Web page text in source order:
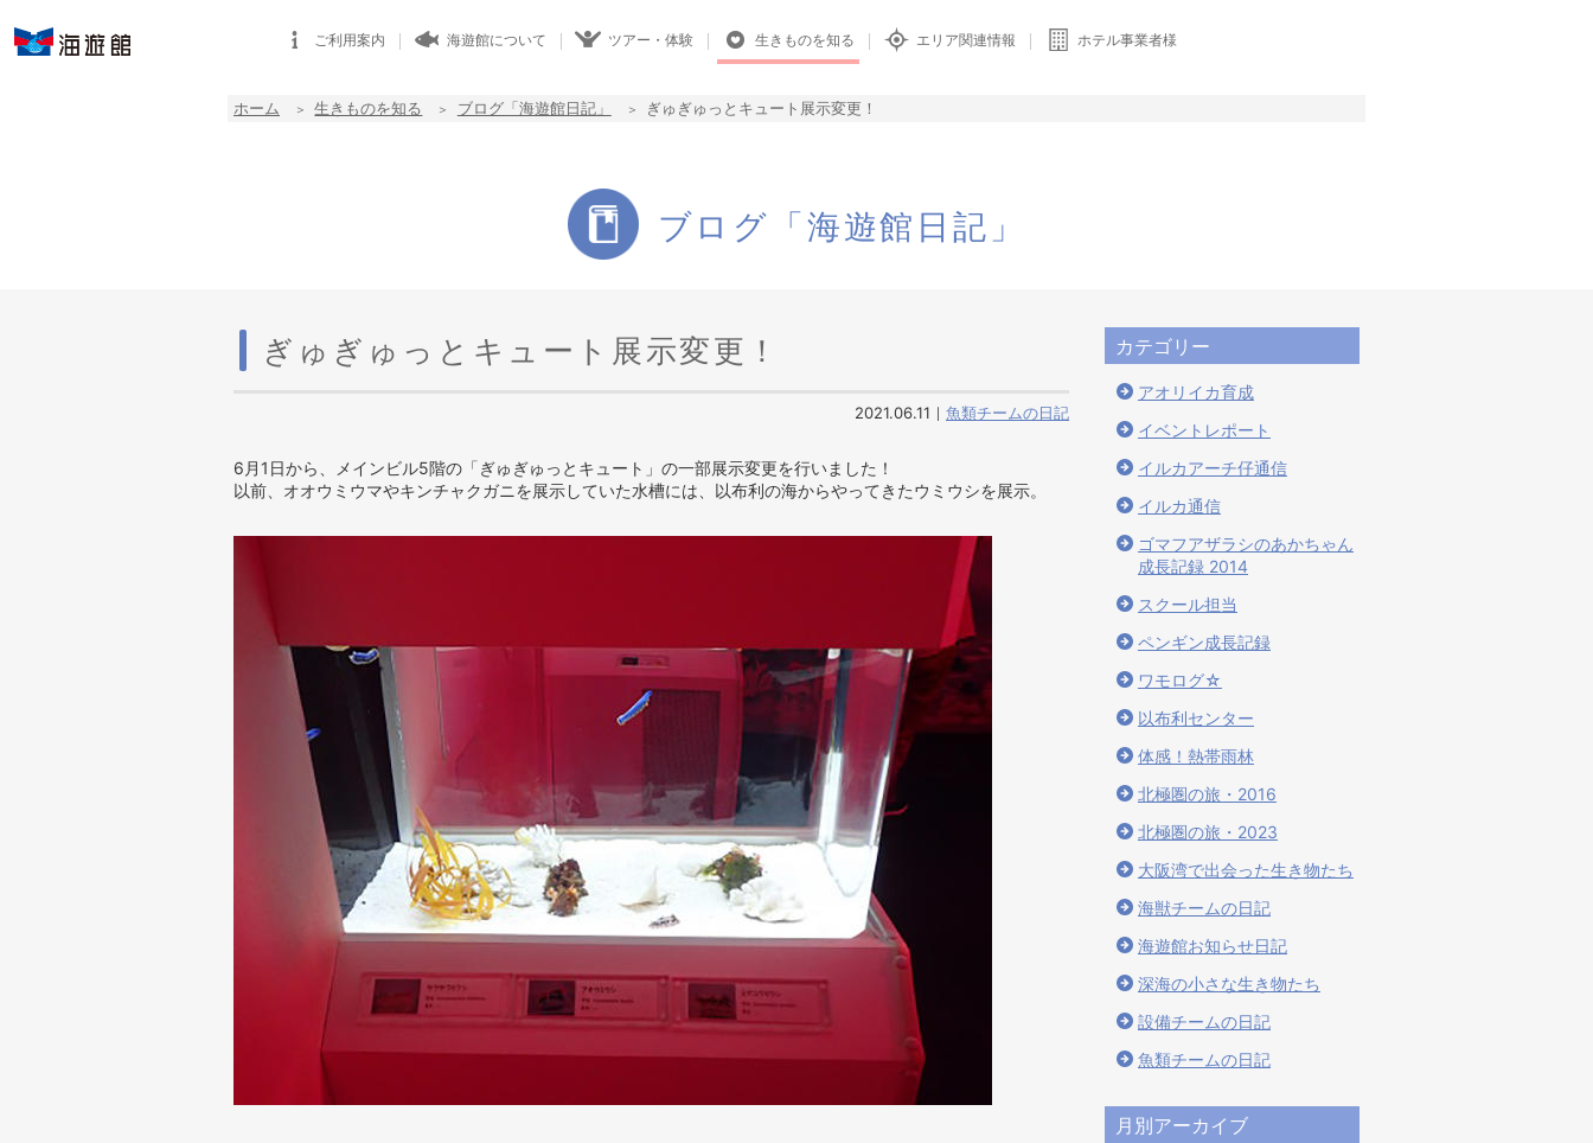
ご利用案内 海遊館について ツアー・体験 生きものを知る エリア関連情報 ホテル事業者様
ホーム 生きものを知る ブログ「海遊館日記」 ぎゅぎゅっとキュート展示変更！
ブログ「海遊館日記」
ぎゅぎゅっとキュート展示変更！
2021.06.11 魚類チームの日記
6月1日から、メインビル5階の「ぎゅぎゅっとキュート」の一部展示変更を行いました！
以前、オオウミウマやキンチャクガニを展示していた水槽には、以布利の海からやってきたウミウシを展示。
カテゴリー
アオリイカ育成
イベントレポート
イルカアーチ仔通信
イルカ通信
ゴマフアザラシのあかちゃん
成長記録 2014
スクール担当
ペンギン成長記録
ワモログ☆
以布利センター
体感！熱帯雨林
北極圏の旅・2016
北極圏の旅・2023
大阪湾で出会った生き物たち
海獣チームの日記
海遊館お知らせ日記
深海の小さな生き物たち
設備チームの日記
魚類チームの日記
月別アーカイブ